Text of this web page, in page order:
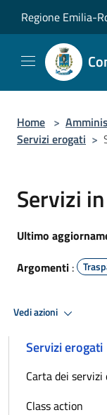
Regione Emilia-
Home >
Servizi erogati >
Servizi
Ultimo
Argomenti :
Vedi azioni
Servizi erogati
Carta dei
Class action